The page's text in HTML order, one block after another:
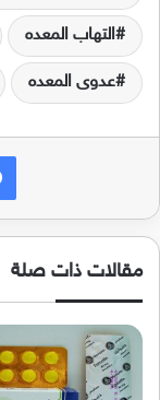
التهاب المعده
عدوى المعده
مقالات ذات صلة